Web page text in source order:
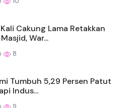
Cakung Lama Retakkan
War...
8
Tumbuh 5,29 Persen Patut
Indus...